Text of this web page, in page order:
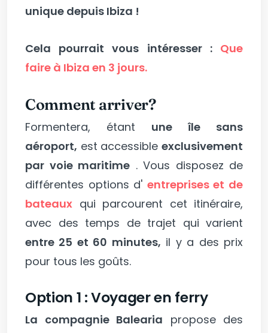
unique depuis Ibiza !
Cela pourrait vous intéresser : Que
faire à Ibiza en 3 jours.
Comment arriver?
Formentera, étant une île sans
aéroport, est accessible exclusivement
par voie maritime . Vous disposez de
différentes options d' entreprises et de
bateaux qui parcourent cet itinéraire,
avec des temps de trajet qui varient
entre 25 et 60 minutes, il y a des prix
pour tous les goûts.
Option 1 : Voyager en ferry
La compagnie Balearia propose des